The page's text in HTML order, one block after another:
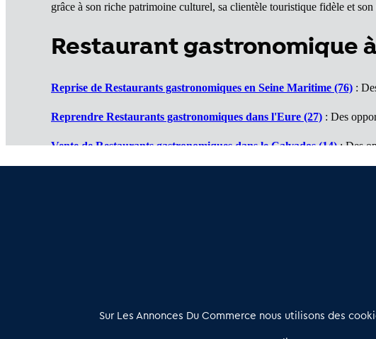
grâce à son riche patrimoine culturel, sa clientèle touristique fidèle et
Restaurant gastronomique
Reprise de Restaurants gastronomiques en Seine Maritime (76) :
Reprendre Restaurants gastronomiques dans l'Eure (27) : Des
Vente de Restaurants gastronomiques dans le Calvados (14): Des
02 54 56
Sur Les Annonces Du Commerce nous utilisons des